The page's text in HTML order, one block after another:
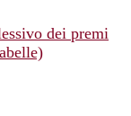
dei premi